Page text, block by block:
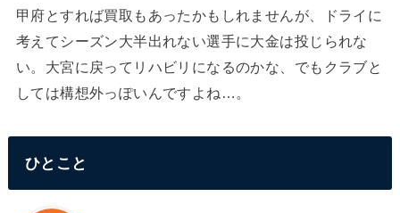
甲府とすれば買取もあったかもしれませんが、ドライに
考えてシーズン大半出れない選手に大金は投じられな
い。大宮に戻ってリハビリになるのかな、でもクラブと
しては構想外っぽいんですよね…。
ひとこと